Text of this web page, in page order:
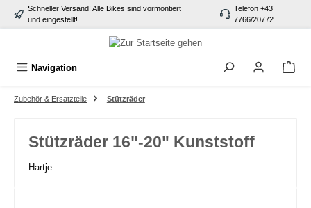
springen
Schneller Versand! Alle Bikes sind vormontiert
und eingestellt!
Telefon +43
7766/20772
Navigation
Zubehör & Ersatzteile Stützräder
Stützräder 16"-20" Kunststoff
Hartje